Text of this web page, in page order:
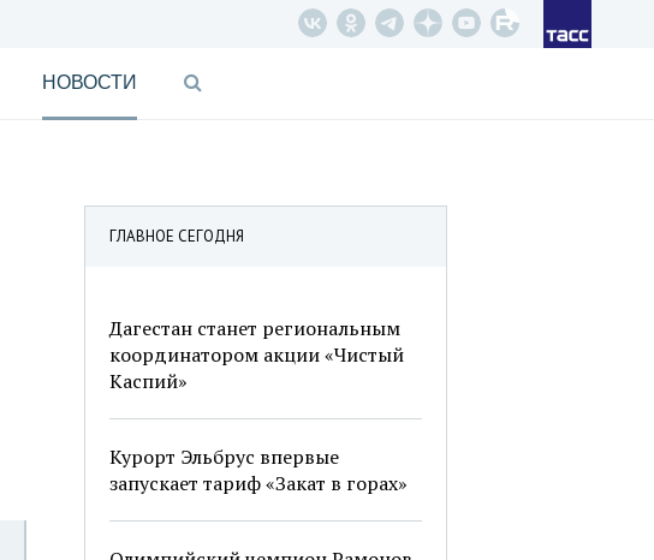
НОВОСТИ
ГЛАВНОЕ СЕГОДНЯ
Дагестан станет региональным
координатором акции «Чистый
Каспий»
Курорт Эльбрус впервые
запускает тариф «Закат в горах»